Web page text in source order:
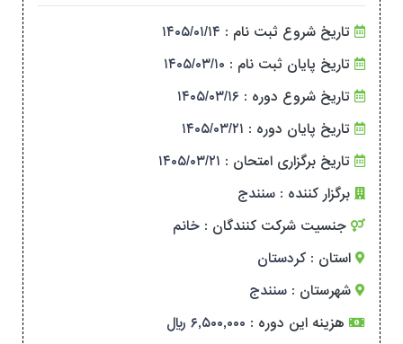
تاریخ شروع ثبت نام : ۱۴۰۵/۰۱/۱۴
تاریخ پایان ثبت نام : ۱۴۰۵/۰۳/۱۰
تاریخ شروع دوره : ۱۴۰۵/۰۳/۱۶
تاریخ پایان دوره : ۱۴۰۵/۰۳/۲۱
تاریخ برگزاری امتحان : ۱۴۰۵/۰۳/۲۱
برگزار کننده : سنندج
جنسیت شرکت کنندگان : خانم
استان : کردستان
شهرستان : سنندج
هزینه این دوره : ۶,۵۰۰,۰۰۰ ریال